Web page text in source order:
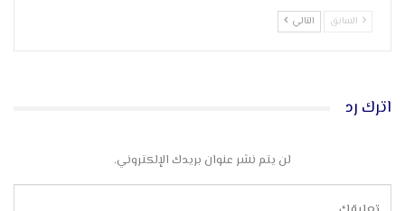
السابق التالي
اترك رد
لن يتم نشر عنوان بريدك الإلكتروني.